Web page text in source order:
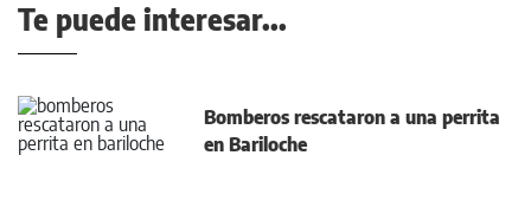
Te puede interesar...
Bomberos rescataron a una perrita
en Bariloche